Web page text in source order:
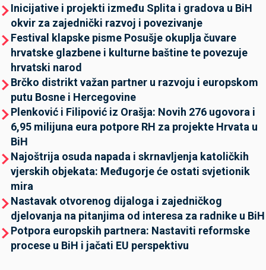
Inicijative i projekti između Splita i gradova u BiH
okvir za zajednički razvoj i povezivanje
Festival klapske pisme Posušje okuplja čuvare
hrvatske glazbene i kulturne baštine te povezuje
hrvatski narod
Brčko distrikt važan partner u razvoju i europskom
putu Bosne i Hercegovine
Plenković i Filipović iz Orašja: Novih 276 ugovora i
6,95 milijuna eura potpore RH za projekte Hrvata u
BiH
Najoštrija osuda napada i skrnavljenja katoličkih
vjerskih objekata: Međugorje će ostati svjetionik
mira
Nastavak otvorenog dijaloga i zajedničkog
djelovanja na pitanjima od interesa za radnike u BiH
Potpora europskih partnera: Nastaviti reformske
procese u BiH i jačati EU perspektivu